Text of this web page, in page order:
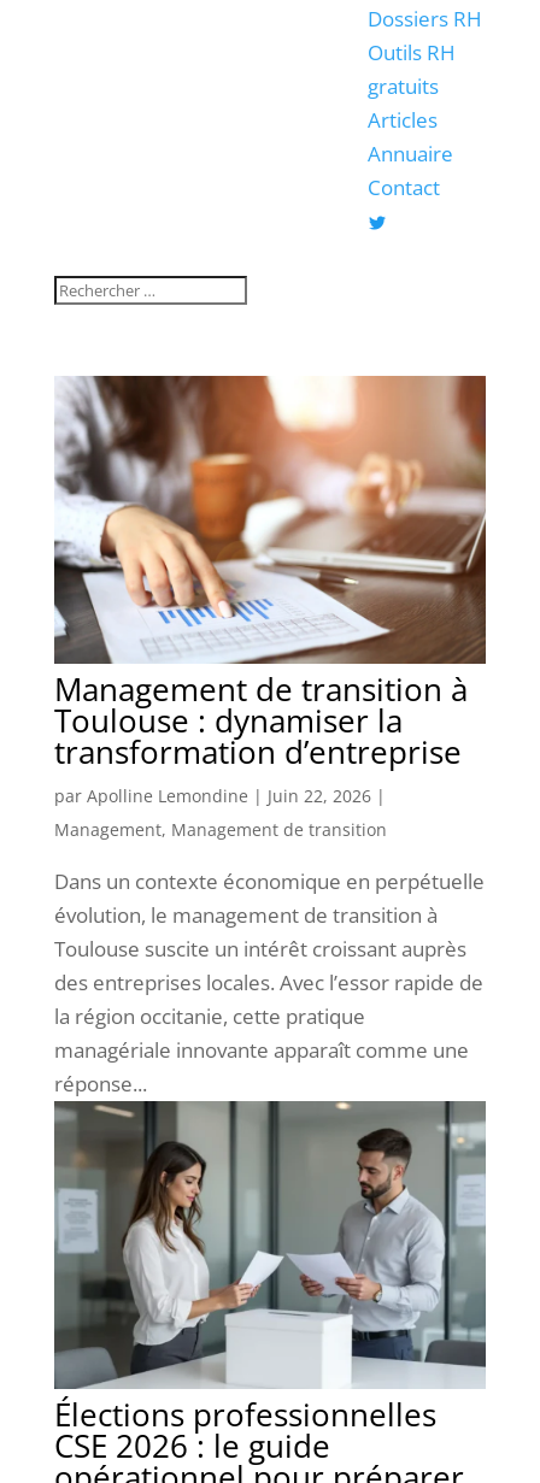
Dossiers RH
Outils RH
gratuits
Articles
Annuaire
Contact
Management de transition à
Toulouse : dynamiser la
transformation d’entreprise
par Apolline Lemondine | Juin 22, 2026|
Management, Management de transition
Dans un contexte économique en perpétuelle
évolution, le management de transition à
Toulouse suscite un intérêt croissant auprès
des entreprises locales. Avec l’essor rapide de
la région occitanie, cette pratique
managériale innovante apparaît comme une
réponse...
Élections professionnelles
CSE 2026 : le guide